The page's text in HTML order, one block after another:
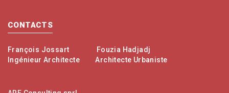
CONTACTS
François Jossart
Fouzia Hadjadj
Ingénieur Architecte
Architecte Urbaniste